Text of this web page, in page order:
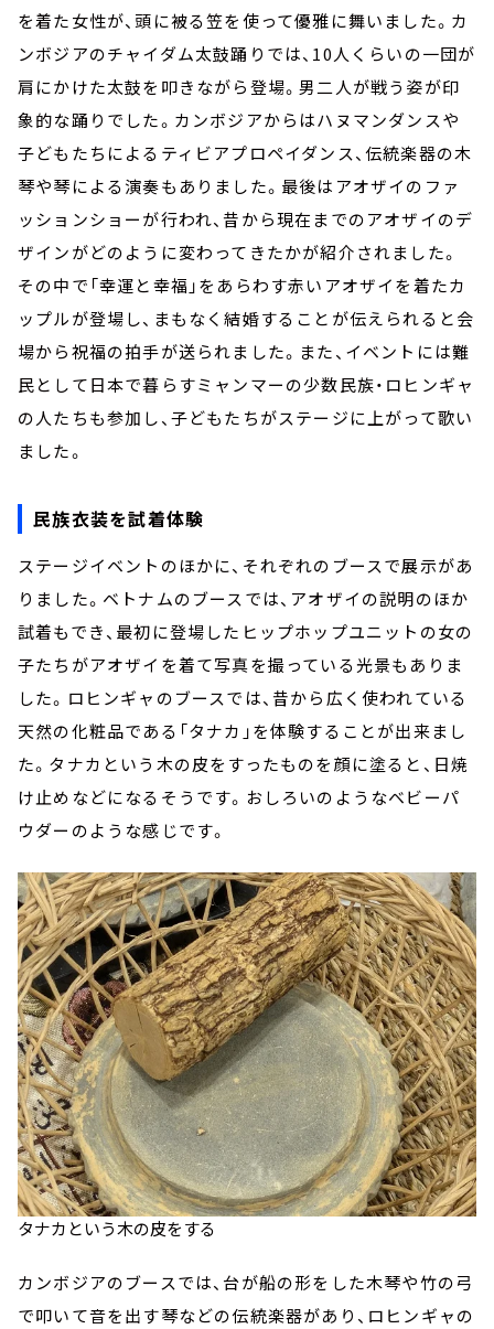
を着た女性が、頭に被る笠を使って優雅に舞いました。カ
ンボジアのチャイダム太⿎踊りでは、10人くらいの一団が
肩にかけた太鼓を叩きながら登場。男二人が戦う姿が印
象的な踊りでした。カンボジアからはハヌマンダンスや
子どもたちによるティビアプロペイダンス、伝統楽器の木
琴や琴による演奏もありました。最後はアオザイのファ
ッションショーが行われ、昔から現在までのアオザイのデ
ザインがどのように変わってきたかが紹介されました。
その中で「幸運と幸福」をあらわす赤いアオザイを着たカ
ップルが登場し、まもなく結婚することが伝えられると会
場から祝福の拍手が送られました。また、イベントには難
民として日本で暮らすミャンマーの少数民族・ロヒンギャ
の人たちも参加し、子どもたちがステージに上がって歌い
ました。
民族衣装を試着体験
ステージイベントのほかに、それぞれのブースで展示があ
りました。ベトナムのブースでは、アオザイの説明のほか
試着もでき、最初に登場したヒップホップユニットの女の
子たちがアオザイを着て写真を撮っている光景もありま
した。ロヒンギャのブースでは、昔から広く使われている
天然の化粧品である「タナカ」を体験することが出来まし
た。タナカという木の皮をすったものを顔に塗ると、日焼
け止めなどになるそうです。おしろいのようなベビーパ
ウダーのような感じです。
タナカという木の皮をする
カンボジアのブースでは、台が船の形をした木琴や竹の弓
で叩いて音を出す琴などの伝統楽器があり、ロヒンギャの